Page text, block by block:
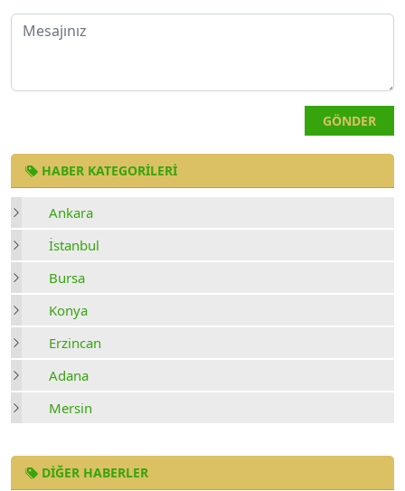
HABER KATEGORILERI
Ankara
İstanbul
Bursa
Konya
Erzincan
Adana
Mersin
DIĞER HABERLER
GÖNDER